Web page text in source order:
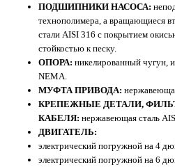
ПОДШИПНИКИ НАСОСА:
технополимера, а вращающиеся
стали AISI 316 с покрытием
стойкостью к песку.
ОПОРА: никелированный чугун,
NEMA.
МУФТА ПРИВОДА:
КРЕПЕЖНЫЕ ДЕТАЛИ,
КАБЕЛЯ: нержавеющая сталь
ДВИГАТЕЛЬ:
электрический погружной на 4
электрический погружной на 6